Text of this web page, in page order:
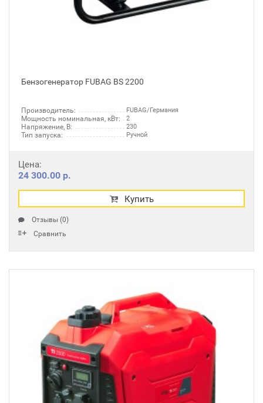
Бензогенератор FUBAG BS 2200
Производитель: FUBAG/Германия
Мощность номинальная, кВт: 2
Напряжение, В: 230
Тип запуска: Ручной
Цена:
24 300.00 р.
Купить
Отзывы (0)
Сравнить